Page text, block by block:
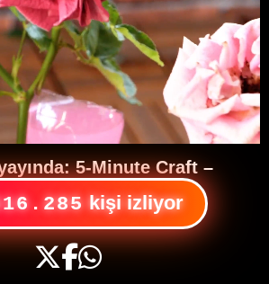
5-Minute Craft–
kişi izliyor